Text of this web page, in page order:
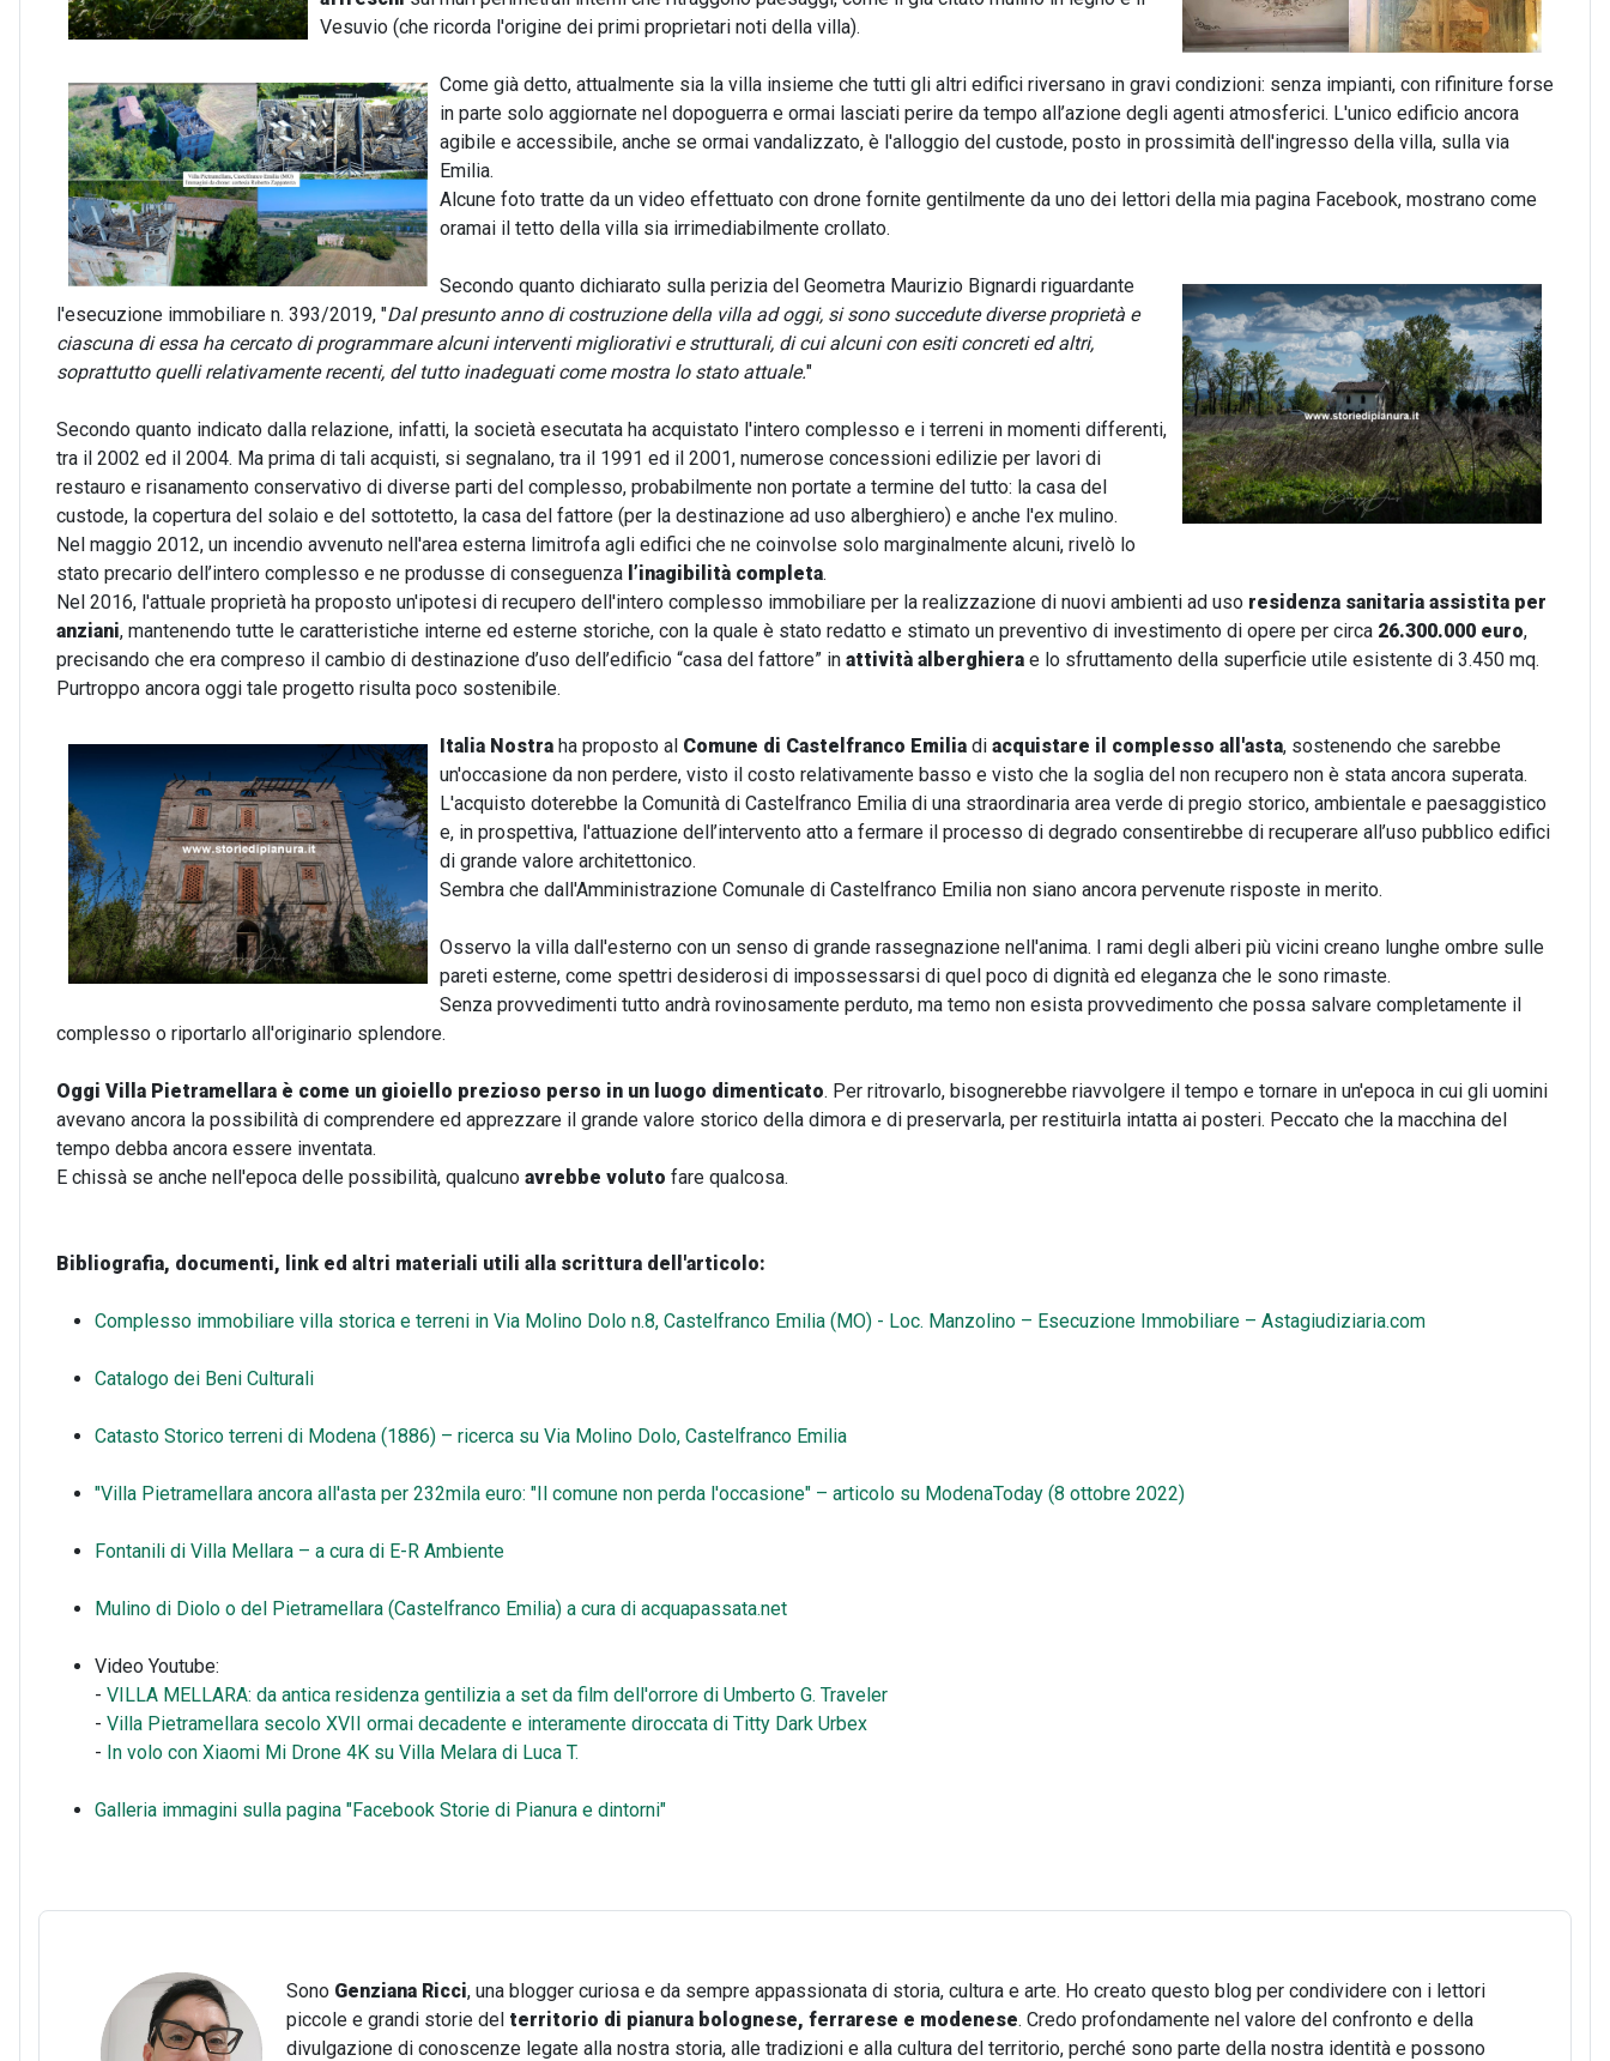
Vesuvio (che ricorda l'origine dei primi proprietari noti della villa).
Come già detto, attualmente sia la villa insieme che tutti gli altri edifici riversano in gravi condizioni: senza impianti, con rifiniture forse
in parte solo aggiornate nel dopoguerra e ormai lasciati perire da tempo all’azione degli agenti atmosferici. L'unico edificio ancora
agibile e accessibile, anche se ormai vandalizzato, è l'alloggio del custode, posto in prossimità dell'ingresso della villa, sulla via
Emilia.
Alcune foto tratte da un video effettuato con drone fornite gentilmente da uno dei lettori della mia pagina Facebook, mostrano come
oramai il tetto della villa sia irrimediabilmente crollato.
Secondo quanto dichiarato sulla perizia del Geometra Maurizio Bignardi riguardante
l'esecuzione immobiliare n. 393/2019, "Dal presunto anno di costruzione della villa ad oggi, si sono succedute diverse proprietà e
ciascuna di essa ha cercato di programmare alcuni interventi migliorativi e strutturali, di cui alcuni con esiti concreti ed altri,
soprattutto quelli relativamente recenti, del tutto inadeguati come mostra lo stato attuale."
Secondo quanto indicato dalla relazione, infatti, la società esecutata ha acquistato l'intero complesso e i terreni in momenti differenti,
tra il 2002 ed il 2004. Ma prima di tali acquisti, si segnalano, tra il 1991 ed il 2001, numerose concessioni edilizie per lavori di
restauro e risanamento conservativo di diverse parti del complesso, probabilmente non portate a termine del tutto: la casa del
custode, la copertura del solaio e del sottotetto, la casa del fattore (per la destinazione ad uso alberghiero) e anche l'ex mulino.
Nel maggio 2012, un incendio avvenuto nell'area esterna limitrofa agli edifici che ne coinvolse solo marginalmente alcuni, rivelò lo
stato precario dell’intero complesso e ne produsse di conseguenza l’inagibilità completa.
Nel 2016, l'attuale proprietà ha proposto un'ipotesi di recupero dell'intero complesso immobiliare per la realizzazione di nuovi ambienti ad uso residenza sanitaria assistita per
anziani, mantenendo tutte le caratteristiche interne ed esterne storiche, con la quale è stato redatto e stimato un preventivo di investimento di opere per circa 26.300.000 euro,
precisando che era compreso il cambio di destinazione d’uso dell’edificio “casa del fattore” in attività alberghiera e lo sfruttamento della superficie utile esistente di 3.450 mq.
Purtroppo ancora oggi tale progetto risulta poco sostenibile.
Italia Nostra ha proposto al Comune di Castelfranco Emilia di acquistare il complesso all'asta, sostenendo che sarebbe
un'occasione da non perdere, visto il costo relativamente basso e visto che la soglia del non recupero non è stata ancora superata.
L'acquisto doterebbe la Comunità di Castelfranco Emilia di una straordinaria area verde di pregio storico, ambientale e paesaggistico
e, in prospettiva, l'attuazione dell’intervento atto a fermare il processo di degrado consentirebbe di recuperare all’uso pubblico edifici
di grande valore architettonico.
Sembra che dall'Amministrazione Comunale di Castelfranco Emilia non siano ancora pervenute risposte in merito.
Osservo la villa dall'esterno con un senso di grande rassegnazione nell'anima. I rami degli alberi più vicini creano lunghe ombre sulle
pareti esterne, come spettri desiderosi di impossessarsi di quel poco di dignità ed eleganza che le sono rimaste.
Senza provvedimenti tutto andrà rovinosamente perduto, ma temo non esista provvedimento che possa salvare completamente il
complesso o riportarlo all'originario splendore.
Oggi Villa Pietramellara è come un gioiello prezioso perso in un luogo dimenticato. Per ritrovarlo, bisognerebbe riavvolgere il tempo e tornare in un'epoca in cui gli uomini
avevano ancora la possibilità di comprendere ed apprezzare il grande valore storico della dimora e di preservarla, per restituirla intatta ai posteri. Peccato che la macchina del
tempo debba ancora essere inventata.
E chissà se anche nell'epoca delle possibilità, qualcuno avrebbe voluto fare qualcosa.
Bibliografia, documenti, link ed altri materiali utili alla scrittura dell'articolo:
Complesso immobiliare villa storica e terreni in Via Molino Dolo n.8, Castelfranco Emilia (MO) - Loc. Manzolino – Esecuzione Immobiliare – Astagiudiziaria.com
Catalogo dei Beni Culturali
Catasto Storico terreni di Modena (1886) – ricerca su Via Molino Dolo, Castelfranco Emilia
"Villa Pietramellara ancora all'asta per 232mila euro: "Il comune non perda l'occasione" – articolo su ModenaToday (8 ottobre 2022)
Fontanili di Villa Mellara – a cura di E-R Ambiente
Mulino di Diolo o del Pietramellara (Castelfranco Emilia) a cura di acquapassata.net
Video Youtube:
- VILLA MELLARA: da antica residenza gentilizia a set da film dell'orrore di Umberto G. Traveler
- Villa Pietramellara secolo XVII ormai decadente e interamente diroccata di Titty Dark Urbex
- In volo con Xiaomi Mi Drone 4K su Villa Melara di Luca T.
Galleria immagini sulla pagina "Facebook Storie di Pianura e dintorni"
Sono Genziana Ricci, una blogger curiosa e da sempre appassionata di storia, cultura e arte. Ho creato questo blog per condividere con i lettori
piccole e grandi storie del territorio di pianura bolognese, ferrarese e modenese. Credo profondamente nel valore del confronto e della
divulgazione di conoscenze legate alla nostra storia, alle tradizioni e alla cultura del territorio, perché sono parte della nostra identità e possono